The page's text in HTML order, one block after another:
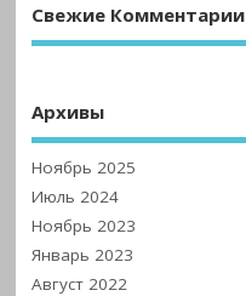
Свежие Комментарии
Архивы
Ноябрь 2025
Июль 2024
Ноябрь 2023
Январь 2023
Август 2022